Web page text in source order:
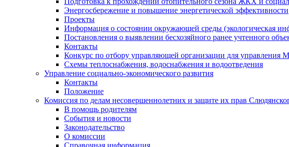
Энергосбережение и повышение энергетической эффективности
Проекты
Информация о состоянии окружающей среды (экологическая
Постановления о выявлении бесхозяйного ранее учтенного
Контакты
Конкурс по отбору управляющей организации для управления
Схемы теплоснабжения, водоснабжения и водоотведения
Управление социально-экономического развития
Контакты
Положение
Комиссия по делам несовершеннолетних и защите их прав
В помощь родителям
События и новости
Законодательство
О комиссии
Справочная информация